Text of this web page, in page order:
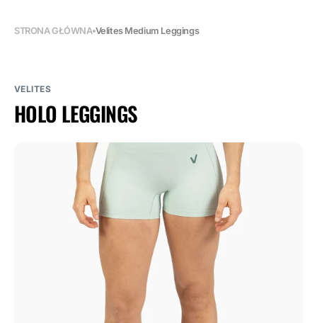
STRONA GŁÓWNA Velites Medium Leggings
VELITES
HOLO LEGGINGS